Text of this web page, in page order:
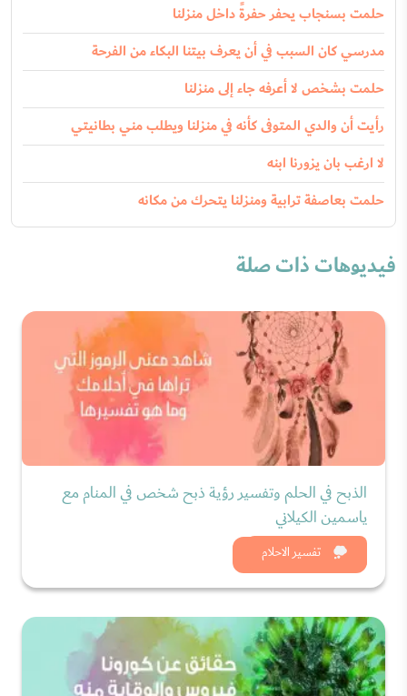
حلمت بسنجاب يحفر حفرةً داخل منزلنا
مدرسي كان السبب في أن يعرف بيتنا البكاء من الفرحة
حلمت بشخص لا أعرفه جاء إلى منزلنا
رأيت أن والدي المتوفى كأنه في منزلنا ويطلب مني بطانيتي
لا ارغب بان يزورنا ابنه
حلمت بعاصفة ترابية ومنزلنا يتحرك من مكانه
فيديوهات ذات صلة
تفسير الاحلام
الذبح في الحلم وتفسير رؤية ذبح شخص في المنام مع
ياسمين الكيلاني
شاهد الان